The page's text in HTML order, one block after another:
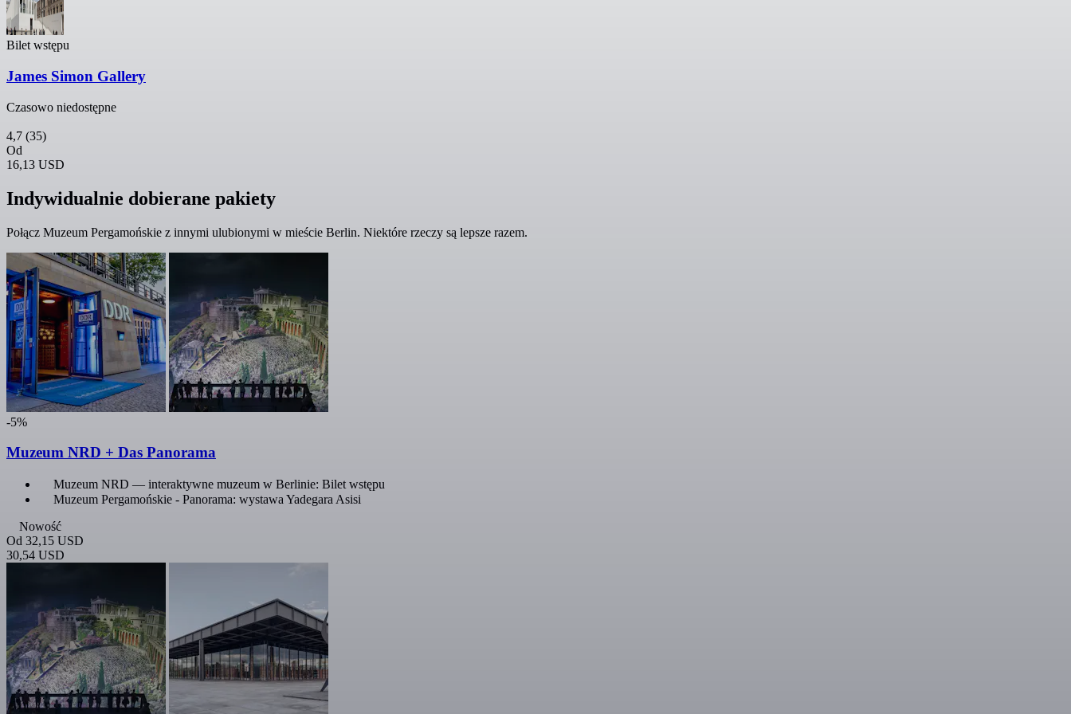
Bilet wstępu
James Simon Gallery
Czasowo niedostępne
4,7 (35)
Od
16,13 USD
Indywidualnie dobierane pakiety
Połącz Muzeum Pergamońskie z innymi ulubionymi w mieście Berlin. Niektóre rzeczy są lepsze razem.
-5%
Muzeum NRD + Das Panorama
Muzeum NRD — interaktywne muzeum w Berlinie: Bilet wstępu
Muzeum Pergamońskie - Panorama: wystawa Yadegara Asisi
Nowość
Od 32,15 USD
30,54 USD